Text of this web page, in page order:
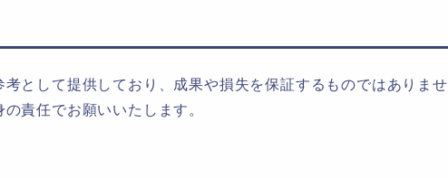
として提供しており、成果や損失を保証するものではありませ
責任でお願いいたします。